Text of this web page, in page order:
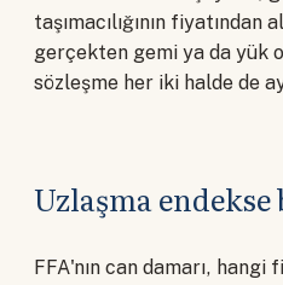
taşımacılığının fiyatından
gerçekten gemi ya da yük
sözleşme her iki halde de
Uzlaşma endekse
FFA'nın can damarı, hangi